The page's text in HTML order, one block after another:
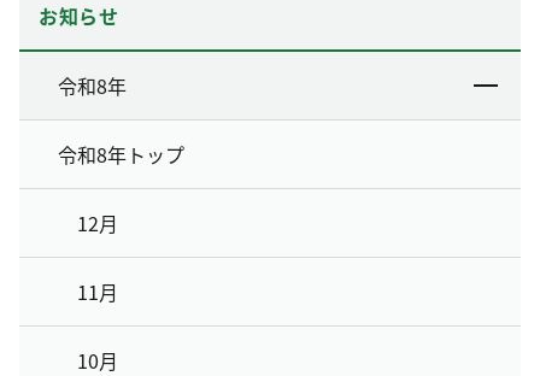
お知らせ
令和8年
令和8年トップ
12月
11月
10月